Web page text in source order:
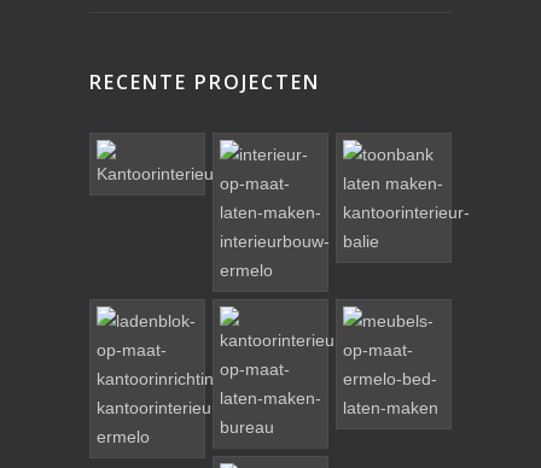
RECENTE PROJECTEN